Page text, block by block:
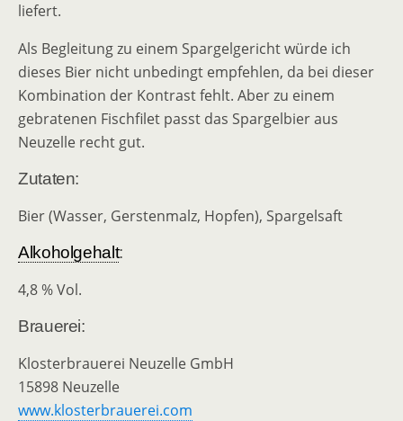
liefert.
Als Begleitung zu einem Spargelgericht würde ich
dieses Bier nicht unbedingt empfehlen, da bei dieser
Kombination der Kontrast fehlt. Aber zu einem
gebratenen Fischfilet passt das Spargelbier aus
Neuzelle recht gut.
Zutaten:
Bier (Wasser, Gerstenmalz, Hopfen), Spargelsaft
Alkoholgehalt:
4,8 % Vol.
Brauerei:
Klosterbrauerei Neuzelle GmbH
15898 Neuzelle
www.klosterbrauerei.com